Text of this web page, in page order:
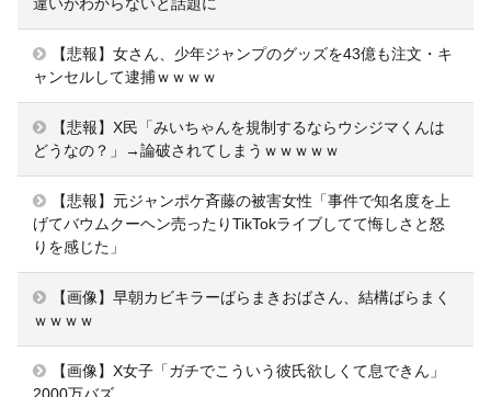
【悲報】女さん、少年ジャンプのグッズを43億も注文・キ
ャンセルして逮捕ｗｗｗｗ
【悲報】X民「みいちゃんを規制するならウシジマくんは
どうなの？」→論破されてしまうｗｗｗｗｗ
【悲報】元ジャンポケ斉藤の被害女性「事件で知名度を上
げてバウムクーヘン売ったりTikTokライブしてて悔しさと怒
りを感じた」
【画像】早朝カビキラーばらまきおばさん、結構ばらまく
ｗｗｗｗ
【画像】X女子「ガチでこういう彼氏欲しくて息できん」